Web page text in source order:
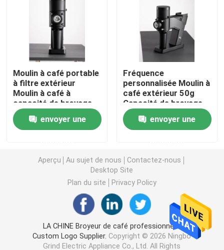
Burr Coffee Grinder
Broyeur de café de Doserless
broyeur de café commerciale
Broyeur de café d'écran tactile
Expresso Bean Grinder
Broyeur de café extérieure
Broyeur de café de main
Moulin à café portable
à filtre extérieur
Moulin à café à
capacité de broyage
de 50 g
envoyer une
Fréquence
personnalisée Moulin à
café extérieur 50g
Capacité de broyage
Vitesse rapide
260ROLLS/MIN
envoyer une
Aperçu Au sujet de nous
Contactez-nous
Desktop Site
Plan du site
Privacy Policy
LA CHINE Broyeur de café professionnelle
Custom Logo Supplier. Copyright © 2026 Ningbo
Grind Electric Appliance Co., Ltd. All Rights